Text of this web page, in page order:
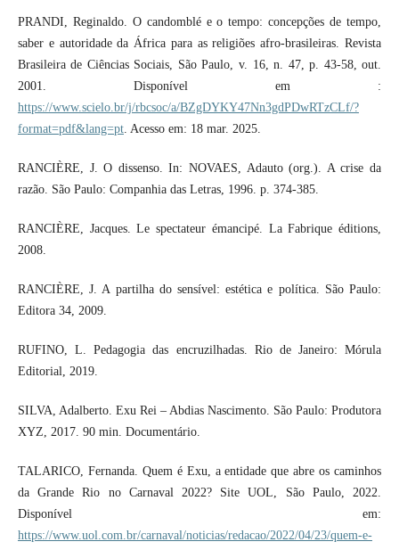
PRANDI, Reginaldo. O candomblé e o tempo: concepções de tempo,
saber e autoridade da África para as religiões afro-brasileiras. Revista
Brasileira de Ciências Sociais, São Paulo, v. 16, n. 47, p. 43-58, out.
2001. Disponível em :
https://www.scielo.br/j/rbcsoc/a/BZgDYKY47Nn3gdPDwRTzCLf/?
format=pdf&lang=pt. Acesso em: 18 mar. 2025.
RANCIÈRE, J. O dissenso. In: NOVAES, Adauto (org.). A crise da
razão. São Paulo: Companhia das Letras, 1996. p. 374-385.
RANCIÈRE, Jacques. Le spectateur émancipé. La Fabrique éditions,
2008.
RANCIÈRE, J. A partilha do sensível: estética e política. São Paulo:
Editora 34, 2009.
RUFINO, L. Pedagogia das encruzilhadas. Rio de Janeiro: Mórula
Editorial, 2019.
SILVA, Adalberto. Exu Rei – Abdias Nascimento. São Paulo: Produtora
XYZ, 2017. 90 min. Documentário.
TALARICO, Fernanda. Quem é Exu, a entidade que abre os caminhos
da Grande Rio no Carnaval 2022? Site UOL, São Paulo, 2022.
Disponível em:
https://www.uol.com.br/carnaval/noticias/redacao/2022/04/23/quem-e-